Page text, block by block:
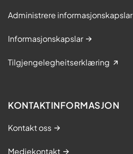
Administrere informasjonskapslar
Informasjonskapslar
Tilgjengelegheitserklæring
KONTAKTINFORMASJON
Kontakt oss
Mediekontakt